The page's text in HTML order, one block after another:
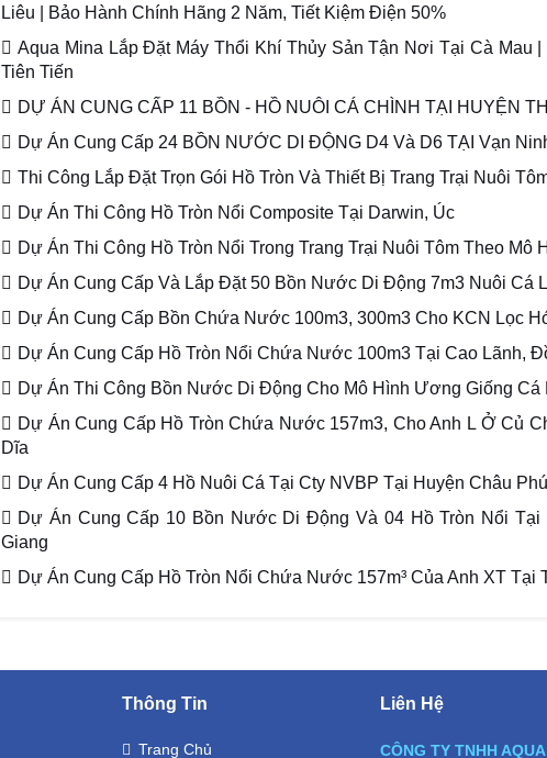
Liêu | Bảo Hành Chính Hãng 2 Năm, Tiết Kiệm Điện 50%
Aqua Mina Lắp Đặt Máy Thổi Khí Thủy Sản Tận Nơi Tại Cà Mau
Tiên Tiến
DỰ ÁN CUNG CẤP 11 BỒN - HỒ NUÔI CÁ CHÌNH TẠI HUYỆN
Dự Án Cung Cấp 24 BỒN NƯỚC DI ĐỘNG D4 Và D6 TẠI Vạn
Thi Công Lắp Đặt Trọn Gói Hồ Tròn Và Thiết Bị Trang Trại Nuôi
Dự Án Thi Công Hồ Tròn Nổi Composite Tại Darwin, Úc
Dự Án Thi Công Hồ Tròn Nổi Trong Trang Trại Nuôi Tôm Theo Mô
Dự Án Cung Cấp Và Lắp Đặt 50 Bồn Nước Di Động 7m3 Nuôi Cá
Dự Án Cung Cấp Bồn Chứa Nước 100m3, 300m3 Cho KCN Lọc
Dự Án Cung Cấp Hồ Tròn Nổi Chứa Nước 100m3 Tại Cao Lãnh,
Dự Án Thi Công Bồn Nước Di Động Cho Mô Hình Ương Giống Cá
Dự Án Cung Cấp Hồ Tròn Chứa Nước 157m3, Cho Anh L Ở Củ
Dĩa
Dự Án Cung Cấp 4 Hồ Nuôi Cá Tại Cty NVBP Tại Huyện Châu
Dự Án Cung Cấp 10 Bồn Nước Di Động Và 04 Hồ Tròn Nổi Tại
Giang
Dự Án Cung Cấp Hồ Tròn Nổi Chứa Nước 157m³ Của Anh XT Tại
Thông Tin
Trang Chủ
Liên Hệ
CÔNG TY TNHH